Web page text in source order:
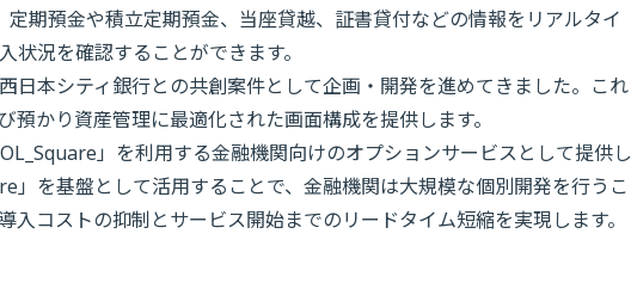
期預金や積立定期預金、当座貸越、証書貸付などの情報をリアルタイ
状況を確認することができます。
日本シティ銀行との共創案件として企画・開発を進めてきました。これ
預かり資産管理に最適化された画面構成を提供します。
」を利用する金融機関向けのオプションサービスとして提供し
」を基盤として活用することで、金融機関は大規模な個別開発を行うこ
入コストの抑制とサービス開始までのリードタイム短縮を実現します。